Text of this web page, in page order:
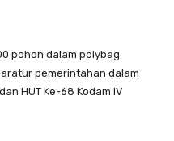
pohon dalam polybag
pemerintahan dalam
HUT Ke-68 Kodam IV